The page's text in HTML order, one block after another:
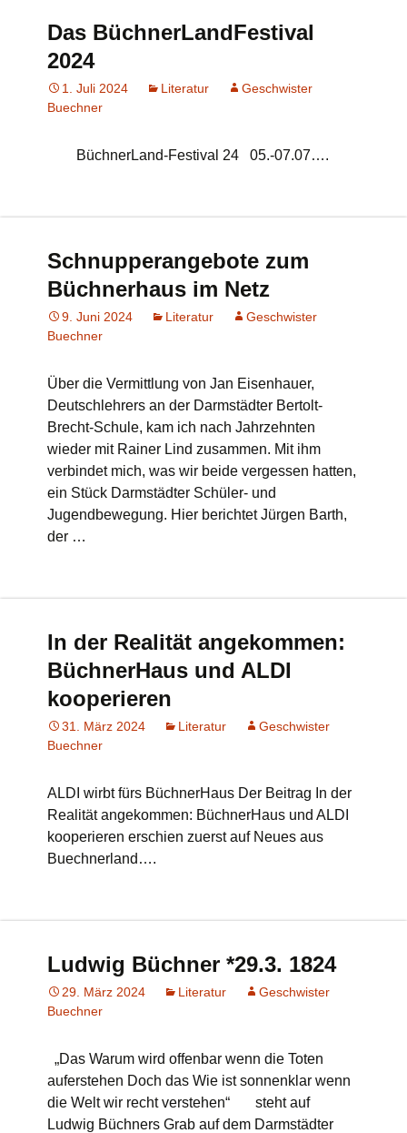
Das BüchnerLandFestival
2024
1. Juli 2024 Literatur
Geschwister
Buechner
BüchnerLand-Festival 24 05.-07.07….
Schnupperangebote zum
Büchnerhaus im Netz
9. Juni 2024 Literatur
Geschwister
Buechner
Über die Vermittlung von Jan Eisenhauer,
Deutschlehrers an der Darmstädter Bertolt-
Brecht-Schule, kam ich nach Jahrzehnten
wieder mit Rainer Lind zusammen. Mit ihm
verbindet mich, was wir beide vergessen hatten,
ein Stück Darmstädter Schüler- und
Jugendbewegung. Hier berichtet Jürgen Barth,
der …
In der Realität angekommen:
BüchnerHaus und ALDI
kooperieren
31. März 2024 Literatur
Geschwister
Buechner
ALDI wirbt fürs BüchnerHaus Der Beitrag In der
Realität angekommen: BüchnerHaus und ALDI
kooperieren erschien zuerst auf Neues aus
Buechnerland….
Ludwig Büchner *29.3. 1824
29. März 2024 Literatur
Geschwister
Buechner
„Das Warum wird offenbar wenn die Toten
auferstehen Doch das Wie ist sonnenklar wenn
die Welt wir recht verstehen“ steht auf
Ludwig Büchners Grab auf dem Darmstädter